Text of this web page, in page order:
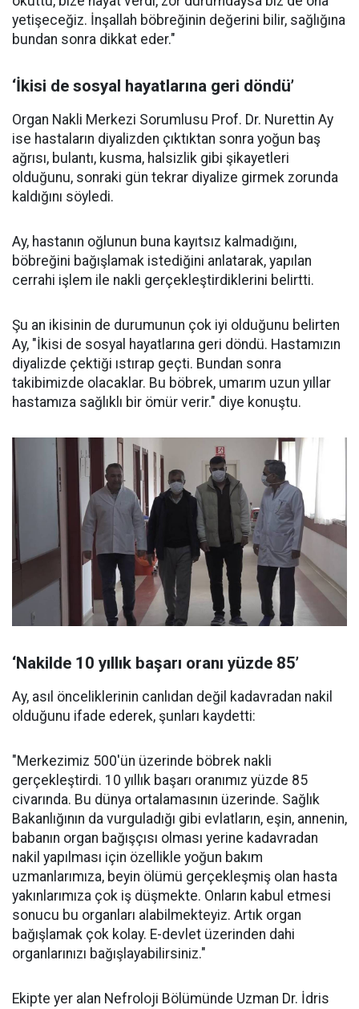
yetişeceğiz. İnşallah böbreğinin değerini bilir, sağlığına
bundan sonra dikkat eder."
‘İkisi de sosyal hayatlarına geri döndü’
Organ Nakli Merkezi Sorumlusu Prof. Dr. Nurettin Ay
ise hastaların diyalizden çıktıktan sonra yoğun baş
ağrısı, bulantı, kusma, halsizlik gibi şikayetleri
olduğunu, sonraki gün tekrar diyalize girmek zorunda
kaldığını söyledi.
Ay, hastanın oğlunun buna kayıtsız kalmadığını,
böbreğini bağışlamak istediğini anlatarak, yapılan
cerrahi işlem ile nakli gerçekleştirdiklerini belirtti.
Şu an ikisinin de durumunun çok iyi olduğunu belirten
Ay, "İkisi de sosyal hayatlarına geri döndü. Hastamızın
diyalizde çektiği ıstırap geçti. Bundan sonra
takibimizde olacaklar. Bu böbrek, umarım uzun yıllar
hastamıza sağlıklı bir ömür verir." diye konuştu.
‘Nakilde 10 yıllık başarı oranı yüzde 85’
Ay, asıl önceliklerinin canlıdan değil kadavradan nakil
olduğunu ifade ederek, şunları kaydetti:
"Merkezimiz 500'ün üzerinde böbrek nakli
gerçekleştirdi. 10 yıllık başarı oranımız yüzde 85
civarında. Bu dünya ortalamasının üzerinde. Sağlık
Bakanlığının da vurguladığı gibi evlatların, eşin, annenin,
babanın organ bağışçısı olması yerine kadavradan
nakil yapılması için özellikle yoğun bakım
uzmanlarımıza, beyin ölümü gerçekleşmiş olan hasta
yakınlarımıza çok iş düşmekte. Onların kabul etmesi
sonucu bu organları alabilmekteyiz. Artık organ
bağışlamak çok kolay. E-devlet üzerinden dahi
organlarınızı bağışlayabilirsiniz."
Ekipte yer alan Nefroloji Bölümünde Uzman Dr. İdris